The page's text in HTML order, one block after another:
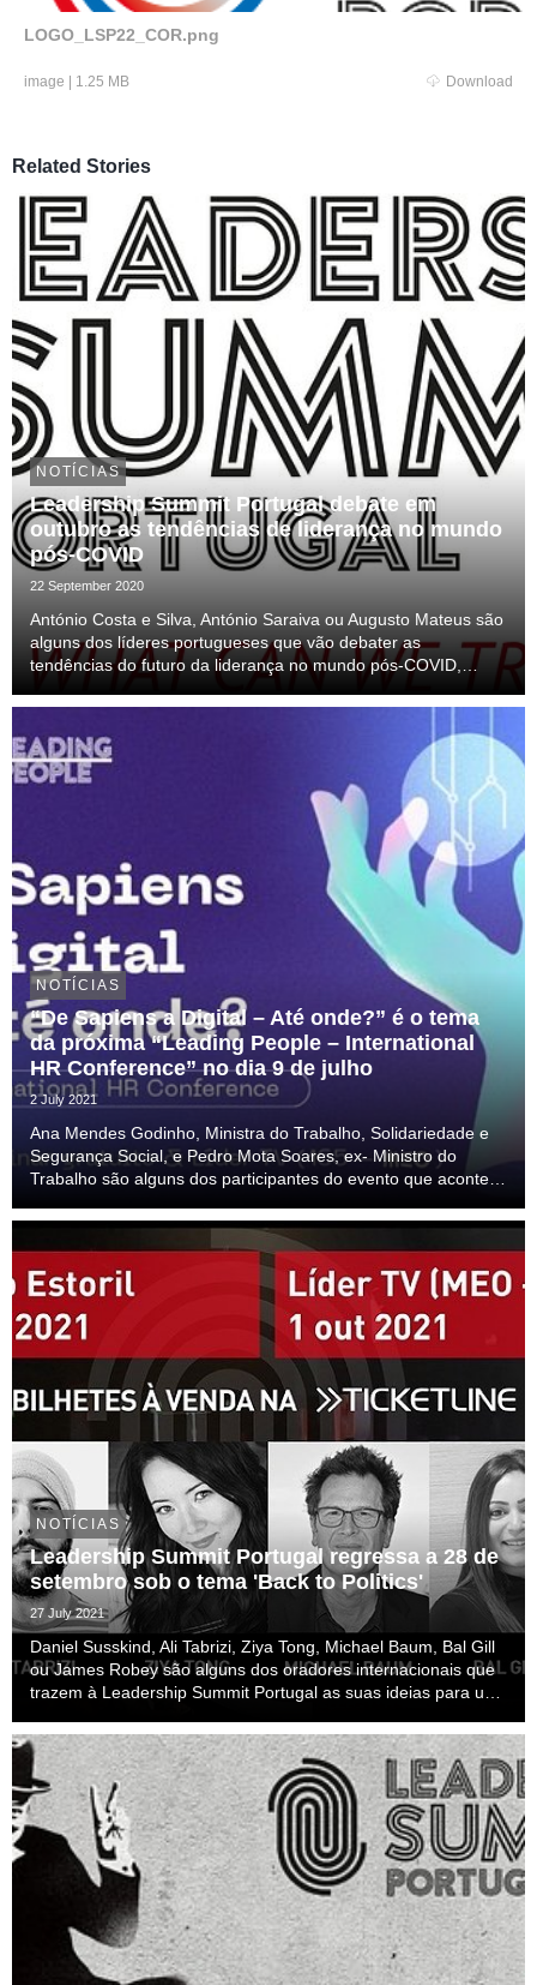
LOGO_LSP22_COR.png
image 1.25 MB Download
Related Stories
NOTÍCIAS
Leadership Summit Portugal debate em
outubro as tendências de liderança no mundo
pós-COVID
22 September 2020
António Costa e Silva, António Saraiva ou Augusto Mateus são
alguns dos líderes portugueses que vão debater as
tendências do futuro da liderança no mundo pós-COVID,
como David Simas, CEO da Obama Foundation. É j...
NOTÍCIAS
“De Sapiens a Digital – Até onde?” é o tema
da próxima “Leading People – International
HR Conference” no dia 9 de julho
2 July 2021
Ana Mendes Godinho, Ministra do Trabalho, Solidariedade e
Segurança Social, e Pedro Mota Soares, ex- Ministro do
Trabalho são alguns dos participantes do evento que acontece
na Líder TV
NOTÍCIAS
Leadership Summit Portugal regressa a 28 de
setembro sob o tema 'Back to Politics'
27 July 2021
Daniel Susskind, Ali Tabrizi, Ziya Tong, Michael Baum, Bal Gill
ou James Robey são alguns dos oradores internacionais que
trazem à Leadership Summit Portugal as suas ideias para um
Humanidade. O evento fica disponível ...